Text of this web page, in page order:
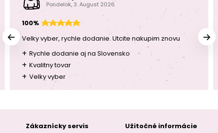
Pondelok, 3. August 2026
100%
Velky vyber, rychle dodanie. Utcite nakupim znovu
+ Rychle dodanie aj na Slovensko
+ Kvalitny tovar
+ Velky vyber
Zákaznícky servis
Užitočné informácie